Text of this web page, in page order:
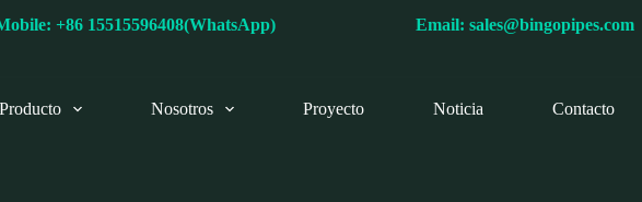
+86 15515596408(WhatsApp) Email:sales@bingopipes.com
Producto Nosotros Proyecto Noticia Contacto